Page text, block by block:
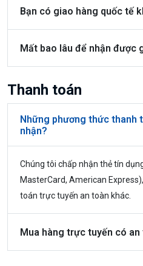
Bạn có giao hàng quốc tế
Mất bao lâu để nhận được
Thanh toán
Những phương thức thanh
nhận?
Chúng tôi chấp nhận thẻ tín
MasterCard, American
toán trực tuyến an toàn khác.
Mua hàng trực tuyến có